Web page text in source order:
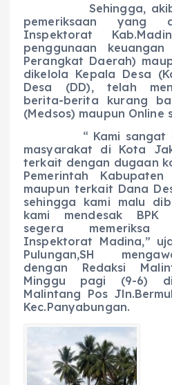
Sehingga, akibat
pemeriksaan yang
Inspektorat
penggunaan
Perangkat Daerah)
dikelola Kepala Desa
Desa (DD), telah
berita-berita kurang
(Medsos) maupun Online
“ Kami sangat
masyarakat di Kota
terkait dengan dugaan
Pemerintah
maupun terkait Dana
sehingga kami malu
kami mendesak BPK
segera memeriksa
Inspektorat Madina,”
Pulungan,SH
dengan Redaksi
Minggu pagi (9-6)
Malintang Pos
Kec.Panyabungan.